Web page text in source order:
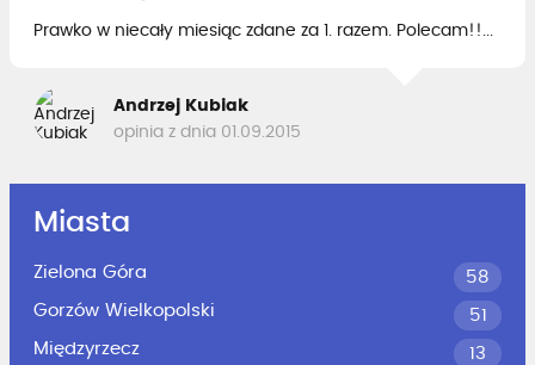
Prawko w niecały miesiąc zdane za 1. razem. Polecam!!...
Andrzej Kubiak
opinia z dnia 01.09.2015
Miasta
Zielona Góra
58
Gorzów Wielkopolski
51
Międzyrzecz
13